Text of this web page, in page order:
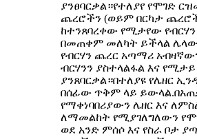
ያንፀባርቃል።የተለያየ የሞገድ
ጨረሮችን (ወይም በርካታ
ከተንጸባረቀው የሚታየው
በመጠቀም መለካት ይችላል
የብርሃን ጨረር አጣማሪ
ብርሃንን ያስተላልፋል እና የሚታይ
ያንጸባርቃል።በተለያዩ የሌዘር
በሰፊው ጥቅም ላይ
የማቀነባበሪያውን ሌዘር እና
ለማመልከት የሚያገለግለውን
ወደ አንድ ምሰሶ እና የስራ ቦታ